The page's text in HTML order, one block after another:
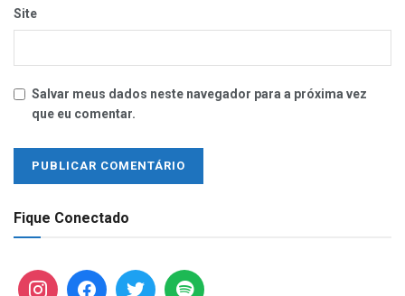
Site
Salvar meus dados neste navegador para a próxima vez
que eu comentar.
Fique Conectado